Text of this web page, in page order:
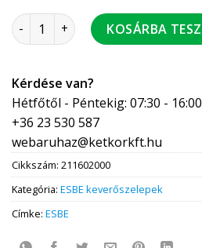
ESBE VRG132/15-4 keverőszelep
KOSÁRBA
Kérdése van?
Hétfőtől - Péntekig: 07:30 - 16:00
+36 23 530 587
webaruhaz@ketkorkft.hu
Cikkszám: 211602000
Kategória: ESBE keverőszelepek
Címke: ESBE